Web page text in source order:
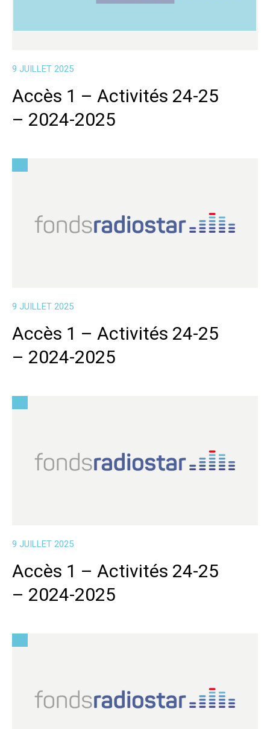
9 JUILLET 2025
Accès 1 – Activités 24-25
– 2024-2025
9 JUILLET 2025
Accès 1 – Activités 24-25
– 2024-2025
9 JUILLET 2025
Accès 1 – Activités 24-25
– 2024-2025